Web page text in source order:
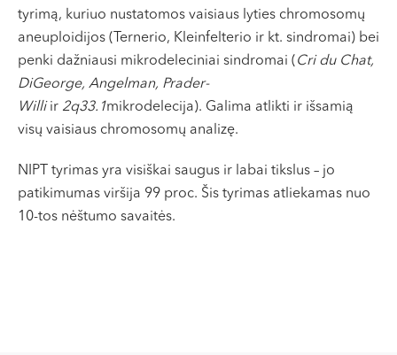
Darbo laikas:
I-V 08:00 - 20:00
VI, VII --
tyrimą, kuriuo nustatomos vaisiaus lyties chromosomų
aneuploidijos (Ternerio, Kleinfelterio ir kt. sindromai) bei
penki dažniausi mikrodeleciniai sindromai ( Cri du Chat,
DiGeorge, Angelman, Prader-
Williir 2q33.1mikrodelecija). Galima atlikti ir išsamią
visų vaisiaus chromosomų analizę.
NIPT tyrimas yra visiškai saugus ir labai tikslus – jo
patikimumas viršija 99 proc. Šis tyrimas atliekamas nuo
10-tos nėštumo savaitės.